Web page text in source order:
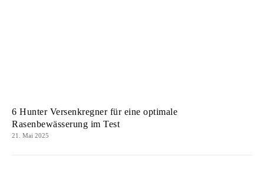
6 Hunter Versenkregner für eine optimale
Rasenbewässerung im Test
21. Mai 2025